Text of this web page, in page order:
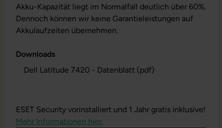
Akku-Kapazität liegt im Normalfall deutlich über 60%.
Dennoch können wir keine Garantieleistungen auf
Akkulaufzeiten übernehmen.
Downloads
Dell Latitude 7420 - Datenblatt (pdf)
ESET Security vorinstalliert und 1 Jahr gratis inklusive!
Mehr Informationen hier.